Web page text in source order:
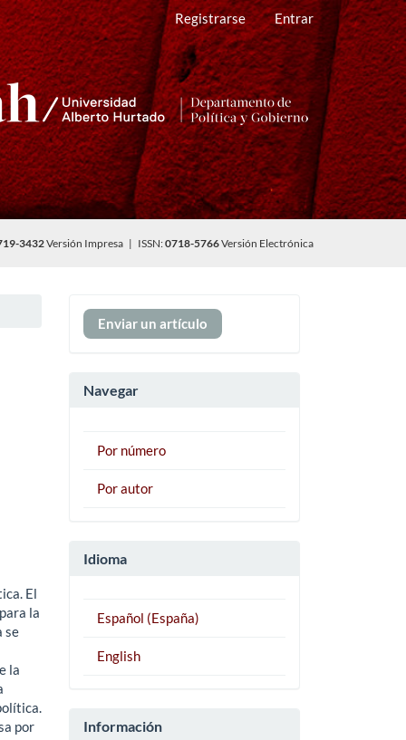
Registrarse Entrar
3432Versión Impresa | ISSN:0718-5766Versión Electrónica
El
la
se
la
por
Enviar
un
Enviar un artículo
Navegar
Por número
Por autor
Idioma
Español (España)
English
Información